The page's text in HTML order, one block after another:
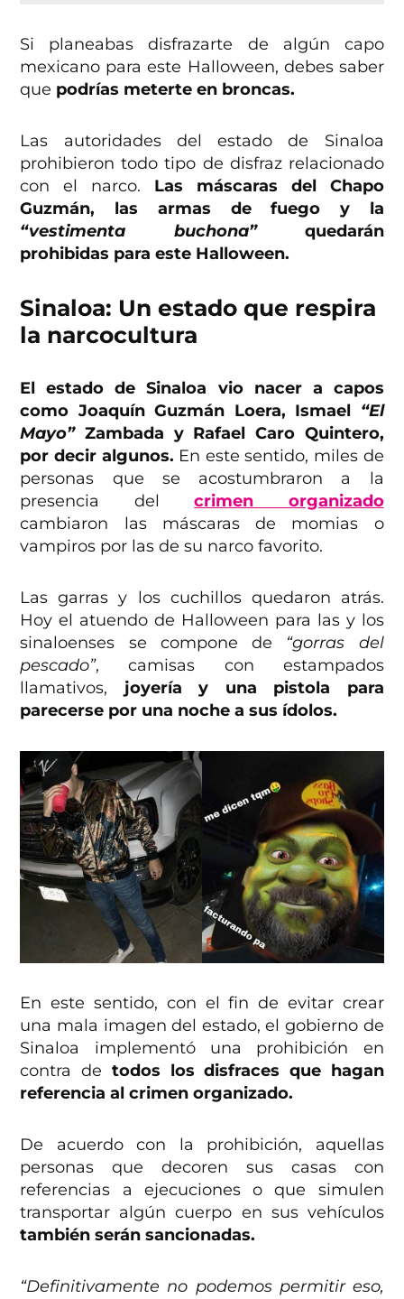
Si planeabas disfrazarte de algún capo
mexicano para este Halloween, debes saber
que podrías meterte en broncas.
Las autoridades del estado de Sinaloa
prohibieron todo tipo de disfraz relacionado
con el narco. Las máscaras del Chapo
Guzmán, las armas de fuego y la
“vestimenta buchona”quedarán
prohibidas para este Halloween.
Sinaloa: Un estado que respira
la narcocultura
El estado de Sinaloa vio nacer a capos
como Joaquín Guzmán Loera, Ismael “El
Mayo”Zambada y Rafael Caro Quintero,
por decir algunos. En este sentido, miles de
personas que se acostumbraron a la
presencia delcrimen organizado
cambiaron las máscaras de momias o
vampiros por las de su narco favorito.
Las garras y los cuchillos quedaron atrás.
Hoy el atuendo de Halloween para las y los
sinaloenses se compone de “gorras del
pescado”, camisas con estampados
llamativos, joyería y una pistola para
parecerse por una noche a sus ídolos.
En este sentido, con el fin de evitar crear
una mala imagen del estado, el gobierno de
Sinaloa implementó una prohibición en
contra de todos los disfraces que hagan
referencia al crimen organizado.
De acuerdo con la prohibición, aquellas
personas que decoren sus casas con
referencias a ejecuciones o que simulen
transportar algún cuerpo en sus vehículos
también serán sancionadas.
“Definitivamente no podemos permitir eso,